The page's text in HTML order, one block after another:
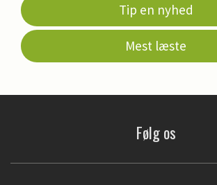
Tip en nyhed
Mest læste
Følg os